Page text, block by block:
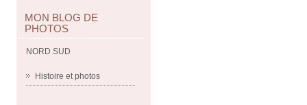
MON BLOG DE
PHOTOS
NORD SUD
Histoire et photos